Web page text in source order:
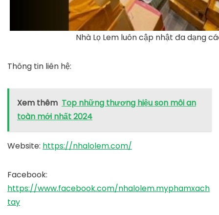
Nhà Lọ Lem luôn cập nhật đa dạng
Thông tin liên hệ:
Xem thêm Top những thương hiệu son môi an
toàn mới nhất 2024
Website: https://nhalolem.com/
Facebook:
https://www.facebook.com/nhalolem.myphamxach
tay